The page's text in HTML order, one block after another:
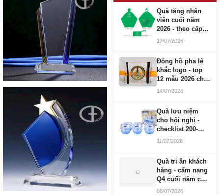
Quà tặng nhân
viên cuối năm
2026 - theo cấp
bậc CBNV
17/07/2026
Đồng hồ pha lê
khắc logo - top
12 mẫu 2026 cho
doanh nghiệp
14/07/2026
Quà lưu niệm
cho hội nghị -
checklist 200-
1000 người
11/07/2026
Quà tri ân khách
hàng - cẩm nang
Q4 cuối năm cho
doanh nghiệp
08/07/2026